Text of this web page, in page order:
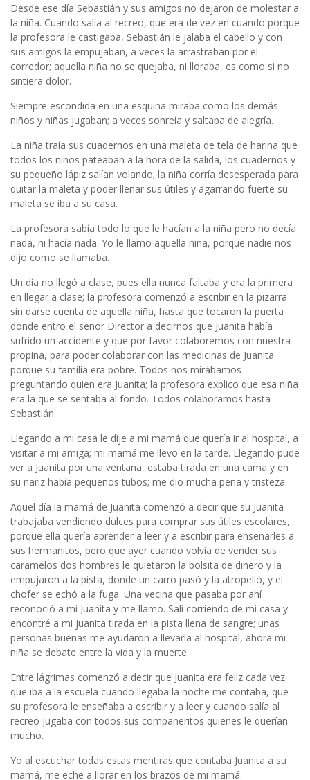
Desde ese día Sebastián y sus amigos no dejaron de molestar a
la niña. Cuando salía al recreo, que era de vez en cuando porque
la profesora le castigaba, Sebastián le jalaba el cabello y con
sus amigos la empujaban, a veces la arrastraban por el
corredor; aquella niña no se quejaba, ni lloraba, es como si no
sintiera dolor.
Siempre escondida en una esquina miraba como los demás
niños y niñas jugaban; a veces sonreía y saltaba de alegría.
La niña traía sus cuadernos en una maleta de tela de harina que
todos los niños pateaban a la hora de la salida, los cuadernos y
su pequeño lápiz salían volando; la niña corría desesperada para
quitar la maleta y poder llenar sus útiles y agarrando fuerte su
maleta se iba a su casa.
La profesora sabía todo lo que le hacían a la niña pero no decía
nada, ni hacía nada. Yo le llamo aquella niña, porque nadie nos
dijo como se llamaba.
Un día no llegó a clase, pues ella nunca faltaba y era la primera
en llegar a clase; la profesora comenzó a escribir en la pizarra
sin darse cuenta de aquella niña, hasta que tocaron la puerta
donde entro el señor Director a decirnos que Juanita había
sufrido un accidente y que por favor colaboremos con nuestra
propina, para poder colaborar con las medicinas de Juanita
porque su familia era pobre. Todos nos mirábamos
preguntando quien era Juanita; la profesora explico que esa niña
era la que se sentaba al fondo. Todos colaboramos hasta
Sebastián.
Llegando a mi casa le dije a mi mamá que quería ir al hospital, a
visitar a mi amiga; mi mamá me llevo en la tarde. Llegando pude
ver a Juanita por una ventana, estaba tirada en una cama y en
su nariz había pequeños tubos; me dio mucha pena y tristeza.
Aquel día la mamá de Juanita comenzó a decir que su Juanita
trabajaba vendiendo dulces para comprar sus útiles escolares,
porque ella quería aprender a leer y a escribir para enseñarles a
sus hermanitos, pero que ayer cuando volvía de vender sus
caramelos dos hombres le quietaron la bolsita de dinero y la
empujaron a la pista, donde un carro pasó y la atropelló, y el
chofer se echó a la fuga. Una vecina que pasaba por ahí
reconoció a mi Juanita y me llamo. Salí corriendo de mi casa y
encontré a mi juanita tirada en la pista llena de sangre; unas
personas buenas me ayudaron a llevarla al hospital, ahora mi
niña se debate entre la vida y la muerte.
Entre lágrimas comenzó a decir que Juanita era feliz cada vez
que iba a la escuela cuando llegaba la noche me contaba, que
su profesora le enseñaba a escribir y a leer y cuando salía al
recreo jugaba con todos sus compañeritos quienes le querían
mucho.
Yo al escuchar todas estas mentiras que contaba Juanita a su
mamá, me eche a llorar en los brazos de mi mamá.